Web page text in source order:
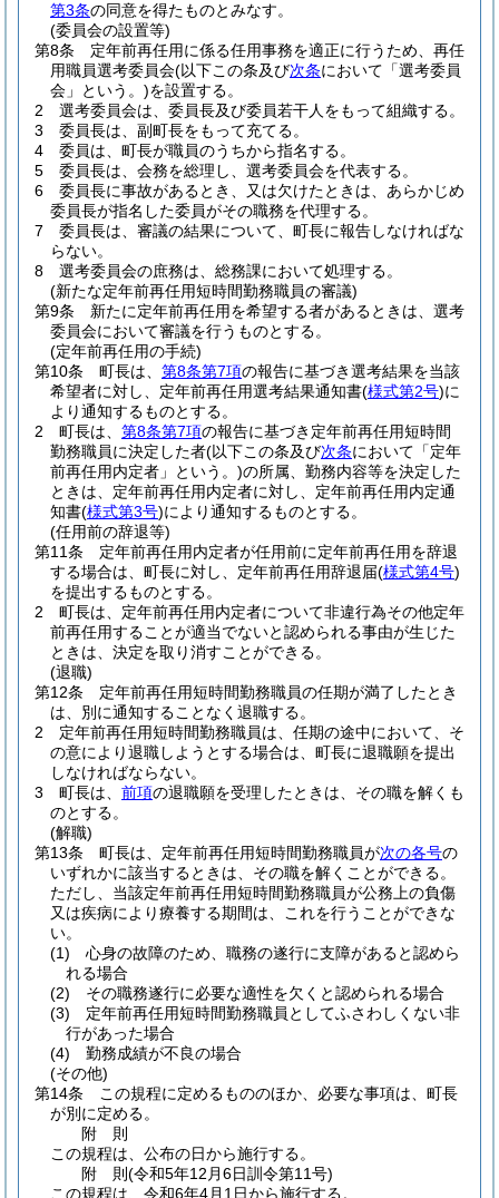
第3条の同意を得たものとみなす。
(委員会の設置等)
第8条
定年前再任用に係る任用事務を適正に行うため、再任
用職員選考委員会(以下この条及び次条において「選考委員
会」という。)を設置する。
2
選考委員会は、委員長及び委員若干人をもって組織する。
3
委員長は、副町長をもって充てる。
4
委員は、町長が職員のうちから指名する。
5
委員長は、会務を総理し、選考委員会を代表する。
6
委員長に事故があるとき、又は欠けたときは、あらかじめ
委員長が指名した委員がその職務を代理する。
7
委員長は、審議の結果について、町長に報告しなければな
らない。
8
選考委員会の庶務は、総務課において処理する。
(新たな定年前再任用短時間勤務職員の審議)
第9条
新たに定年前再任用を希望する者があるときは、選考
委員会において審議を行うものとする。
(定年前再任用の手続)
第10条
町長は、 第8条第7項の報告に基づき選考結果を当該
希望者に対し、定年前再任用選考結果通知書(様式第2号)に
より通知するものとする。
2
町長は、 第8条第7項の報告に基づき定年前再任用短時間
勤務職員に決定した者(以下この条及び次条において「定年
前再任用内定者」という。)の所属、勤務内容等を決定した
ときは、定年前再任用内定者に対し、定年前再任用内定通
知書(様式第3号)により通知するものとする。
(任用前の辞退等)
第11条
定年前再任用内定者が任用前に定年前再任用を辞退
する場合は、町長に対し、定年前再任用辞退届(様式第4号)
を提出するものとする。
2
町長は、定年前再任用内定者について非違行為その他定年
前再任用することが適当でないと認められる事由が生じた
ときは、決定を取り消すことができる。
(退職)
第12条
定年前再任用短時間勤務職員の任期が満了したとき
は、別に通知することなく退職する。
2
定年前再任用短時間勤務職員は、任期の途中において、そ
の意により退職しようとする場合は、町長に退職願を提出
しなければならない。
3
町長は、 前項の退職願を受理したときは、その職を解くも
のとする。
(解職)
第13条
町長は、定年前再任用短時間勤務職員が次の各号の
いずれかに該当するときは、その職を解くことができる。
ただし、当該定年前再任用短時間勤務職員が公務上の負傷
又は疾病により療養する期間は、これを行うことができな
い。
(1)
心身の故障のため、職務の遂行に支障があると認めら
れる場合
(2)
その職務遂行に必要な適性を欠くと認められる場合
(3)
定年前再任用短時間勤務職員としてふさわしくない非
行があった場合
(4)
勤務成績が不良の場合
(その他)
第14条
この規程に定めるもののほか、必要な事項は、町長
が別に定める。
附 則
この規程は、公布の日から施行する。
附 則(令和5年12月6日訓令第11号)
この規程は、令和6年4月1日から施行する。